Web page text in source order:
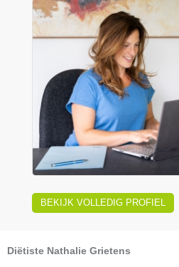
BEKIJK VOLLEDIG PROFIEL
Diëtiste Nathalie Grietens